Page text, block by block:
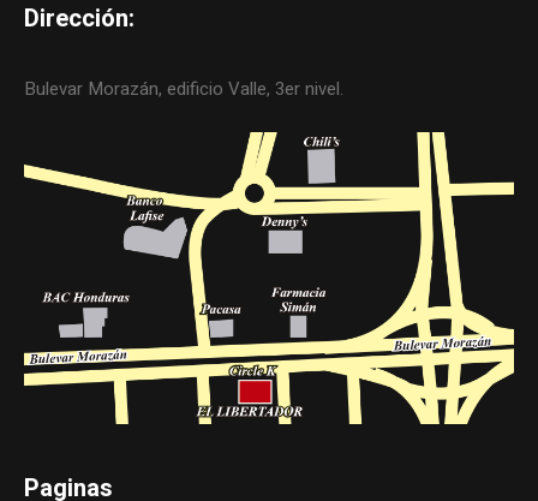
Dirección:
Bulevar Morazán, edificio Valle, 3er nivel.
Paginas